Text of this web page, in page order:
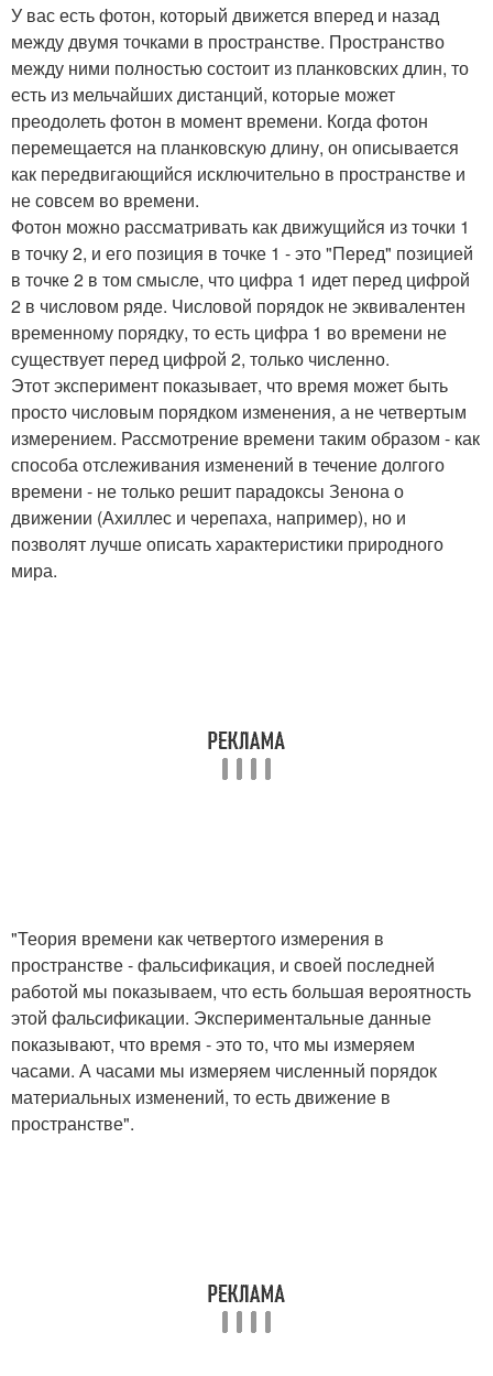
У вас есть фотон, который движется вперед и назад
между двумя точками в пространстве. Пространство
между ними полностью состоит из планковских длин, то
есть из мельчайших дистанций, которые может
преодолеть фотон в момент времени. Когда фотон
перемещается на планковскую длину, он описывается
как передвигающийся исключительно в пространстве и
не совсем во времени.
Фотон можно рассматривать как движущийся из точки 1
в точку 2, и его позиция в точке 1 - это "Перед" позицией
в точке 2 в том смысле, что цифра 1 идет перед цифрой
2 в числовом ряде. Числовой порядок не эквивалентен
временному порядку, то есть цифра 1 во времени не
существует перед цифрой 2, только численно.
Этот эксперимент показывает, что время может быть
просто числовым порядком изменения, а не четвертым
измерением. Рассмотрение времени таким образом - как
способа отслеживания изменений в течение долгого
времени - не только решит парадоксы Зенона о
движении (Ахиллес и черепаха, например), но и
позволят лучше описать характеристики природного
мира.
"Теория времени как четвертого измерения в
пространстве - фальсификация, и своей последней
работой мы показываем, что есть большая вероятность
этой фальсификации. Экспериментальные данные
показывают, что время - это то, что мы измеряем
часами. А часами мы измеряем численный порядок
материальных изменений, то есть движение в
пространстве".